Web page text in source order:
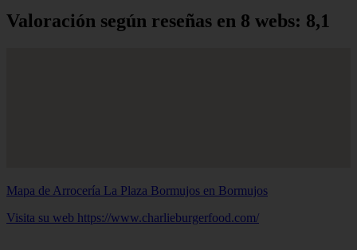
Valoración según reseñas en 8 webs: 8,1
Mapa de Arrocería La Plaza Bormujos en Bormujos
Visita su web https://www.charlieburgerfood.com/